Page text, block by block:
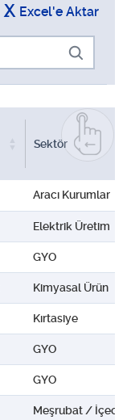
Excel'e Aktar
Sektör
Sektör
Aracı Kurumlar
Elektrik Üretim
GYO
Kimyasal Ürün
Kırtasiye
GYO
GYO
Meşrubat / İçecek